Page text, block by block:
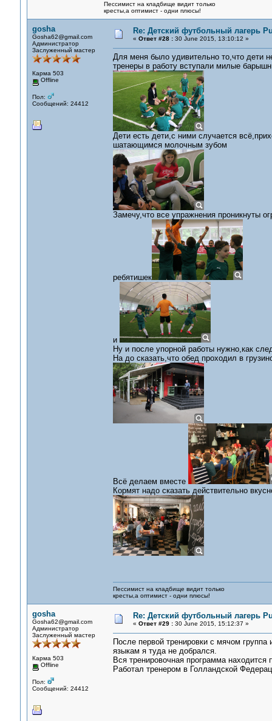
Пессимист на кладбище видит только
кресты,а оптимист - одни плюсы!
gosha
Gosha62@gmail.com
Администратор
Заслуженный мастер
Карма 503
Offline
Пол:
Сообщений: 24412
Re: Детский футбольный лагерь
« Ответ #28 :30 June 2015, 13:10:12 »
Для меня было удивительно то,что дети
тренеры в работу вступали милые
Дети есть дети,с ними случается
шатающимся молочным зубом
Замечу,что все упражнения проникнуты
ребятишек
и
Ну и после упорной работы нужно,как
На до сказать,что обед проходил в
Всё делаем вместе
Кормят надо сказать действительно
Пессимист на кладбище видит только
кресты,а оптимист - одни плюсы!
gosha
Gosha62@gmail.com
Администратор
Заслуженный мастер
Карма 503
Offline
Пол:
Сообщений: 24412
Re: Детский футбольный лагерь
« Ответ #29 :30 June 2015, 15:12:37 »
После первой тренировки с мячом группа
языкам я туда не добрался.
Вся тренировочная программа
Работал тренером в Голландской